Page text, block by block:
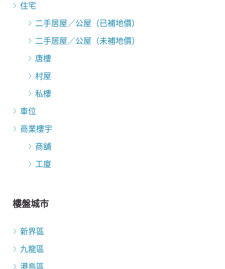
住宅
二手居屋／公屋（已補地價）
二手居屋／公屋（未補地價）
唐樓
村屋
私樓
車位
商業樓宇
商舖
工廈
樓盤城市
新界區
九龍區
港島區